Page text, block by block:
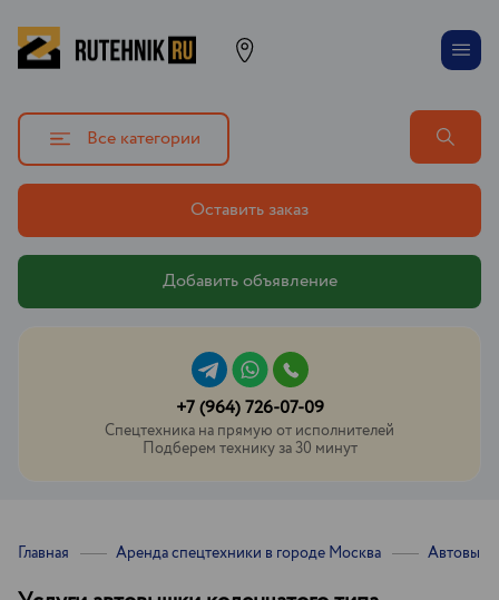
Все категории
Оставить заказ
Добавить объявление
+7 (964) 726-07-09
Спецтехника на прямую от исполнителей
Подберем технику за 30 минут
Главная Аренда спецтехники в городе Москва